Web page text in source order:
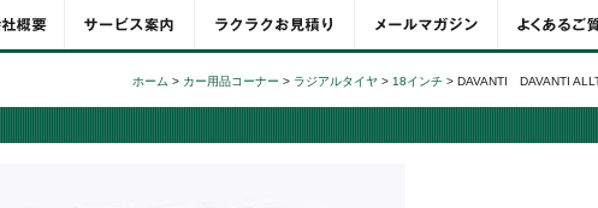
ホーム > カー用品コーナー > ラジアルタイヤ > 18インチ > DAVANTI DAVANTI